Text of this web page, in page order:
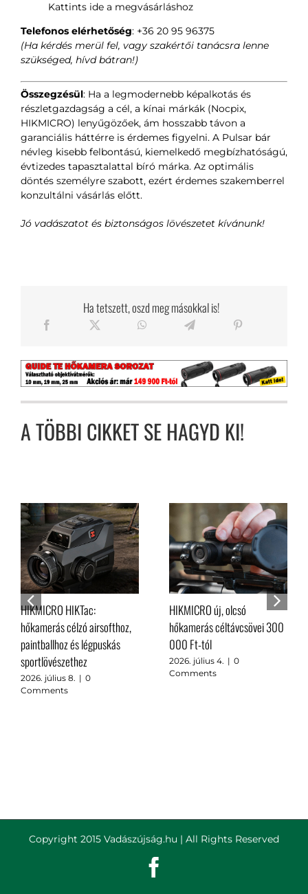
Kattints ide a megvásárláshoz
Telefonos elérhetőség: +36 20 95 96375
(Ha kérdés merül fel, vagy szakértői tanácsra lenne
szükséged, hívd bátran!)
Összegzésül: Ha a legmodernebb képalkotás és
részletgazdagság a cél, a kínai márkák (Nocpix,
HIKMICRO) lenyűgözőek, ám hosszabb távon a
garanciális háttérre is érdemes figyelni. A Pulsar bár
névleg kisebb felbontású, kiemelkedő megbízhatóságú,
évtizedes tapasztalattal bíró márka. Az optimális
döntés személyre szabott, ezért érdemes szakemberrel
konzultálni vásárlás előtt.
Jó vadászatot és biztonságos lövészetet kívánunk!
Ha tetszett, oszd meg másokkal is!
A TÖBBI CIKKET SE HAGYD KI!
A Leupold BX-6 Range HD
távcső futtatja kedvenc
ballisztikai számítónkat,
térképjelölőt és még sok
mást
2026. június 25.
Nocpix Bolt H50R vs Nocpix
Ace H50R
2026. június 2.
0
Comments
Copyright 2015 Vadászújság.hu | All Rights Reserved